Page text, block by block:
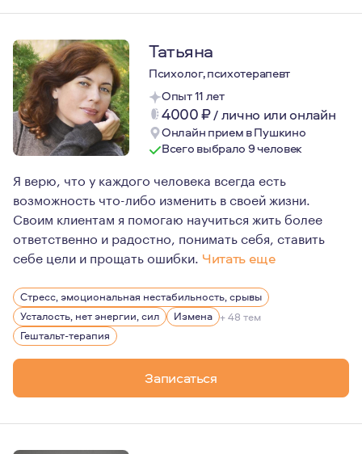
Татьяна
Психолог, психотерапевт
Опыт 11 лет
4000₽/лично или онлайн
Онлайн прием в Пушкино
Всего выбрало 9 человек
Я верю, что у каждого человека всегда есть
возможность что-либо изменить в своей жизни.
Своим клиентам я помогаю научиться жить более
ответственно и радостно, понимать себя, ставить
себе цели и прощать ошибки. Читать еще
Меня интересуют люди, их жизни, их истории. Ко мне
Стресс, эмоциональная нестабильность, срывы
Усталость, нет энергии, сил
Измена + 48 тем
Гештальт-терапия
Записаться